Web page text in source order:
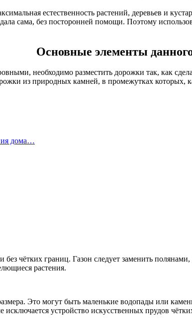
естественность растений, деревьев и
сама, без посторонней помощи. Поэтому
Основные элементы
необходимо разместить дорожки так, как
из природных камней, в промежутках которых,
дома…
чётких границ. Газон следует заменить
растения.
Это могут быть маленькие водопады или
устройство искусственных прудов